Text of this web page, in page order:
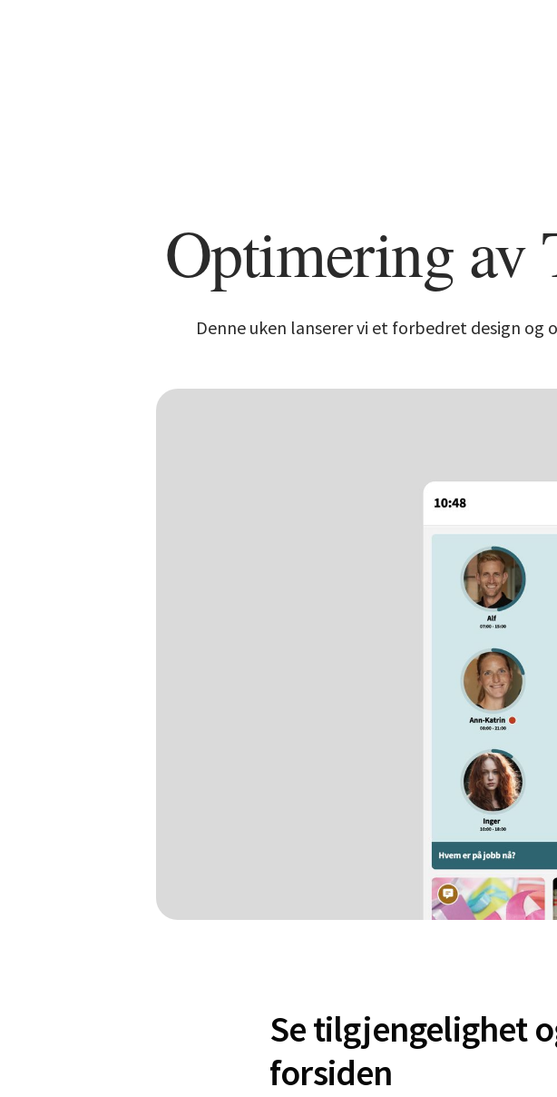
Optimering av
Denne uken lanserer vi et forbedret design
Se tilgjengelighet
forsiden